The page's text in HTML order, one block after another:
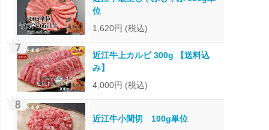
位
1,620円 (税込)
近江牛上カルビ 300g 【送料込
み】
4,000円 (税込)
近江牛小間切 100g単位